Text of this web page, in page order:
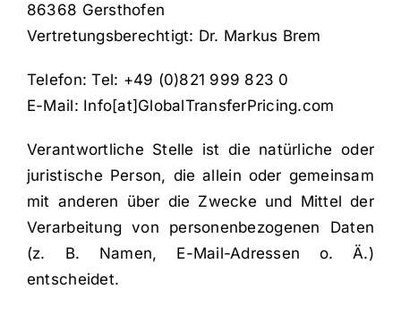
86368 Gersthofen
Vertretungsberechtigt: Dr. Markus Brem
Telefon: Tel: +49 (0)821 999 823 0
E-Mail: Info[at]GlobalTransferPricing.com
Verantwortliche Stelle ist die natürliche oder
juristische Person, die allein oder gemeinsam
mit anderen über die Zwecke und Mittel der
Verarbeitung von personenbezogenen Daten
(z. B. Namen, E-Mail-Adressen o. Ä.)
entscheidet.